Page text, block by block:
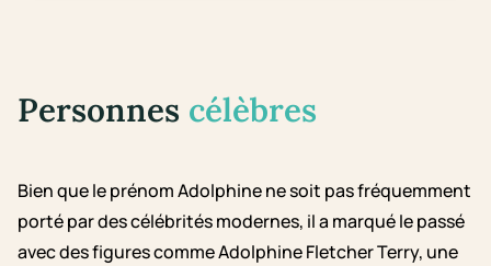
Personnes célèbres
Bien que le prénom Adolphine ne soit pas fréquemment
porté par des célébrités modernes, il a marqué le passé
avec des figures comme Adolphine Fletcher Terry, une